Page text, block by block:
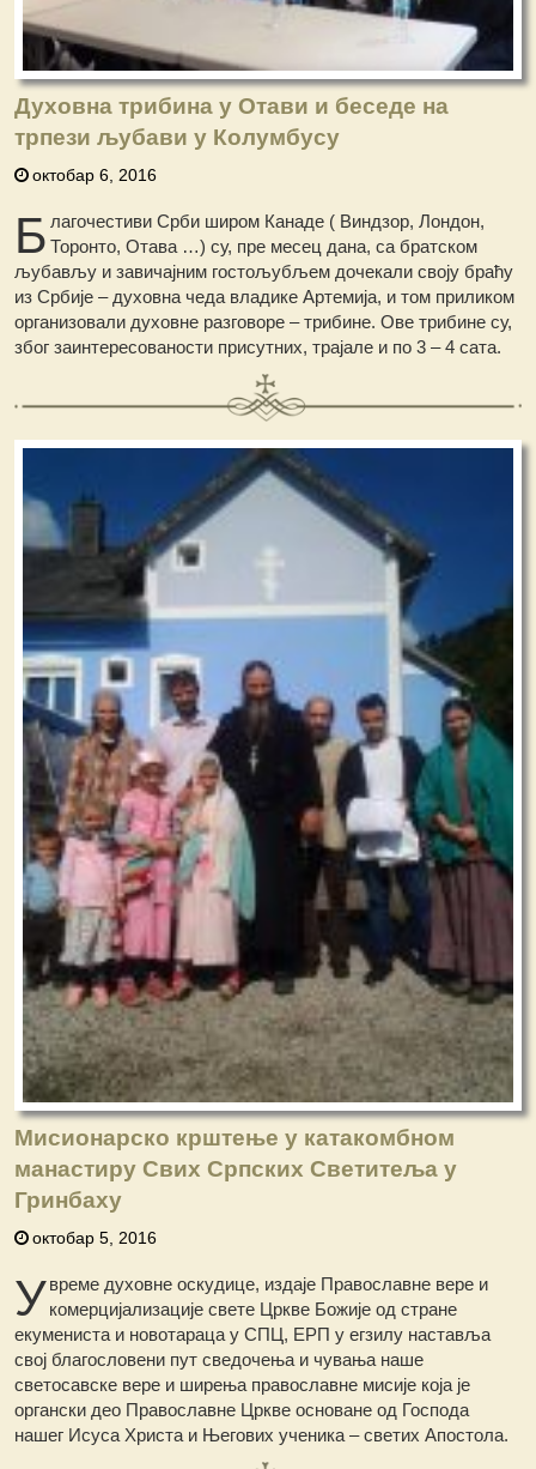
Духовна трибина у Отави и беседе на
трпези љубави у Колумбусу
октобар 6, 2016
Б лагочестиви Срби широм Канаде ( Виндзор, Лондон,
Торонто, Отава …) су, пре месец дана, са братском
љубављу и завичајним гостољубљем дочекали своју браћу
из Србије – духовна чеда владике Артемија, и том приликом
организовали духовне разговоре – трибине. Ове трибине су,
због заинтересованости присутних, трајале и по 3 – 4 сата.
Мисионарско крштење у катакомбном
манастиру Свих Српских Светитеља у
Гринбаху
октобар 5, 2016
Увреме духовне оскудице, издаје Православне вере и
комерцијализације свете Цркве Божије од стране
екумениста и новотараца у СПЦ, ЕРП у егзилу наставља
свој благословени пут сведочења и чувања наше
светосавске вере и ширења православне мисије која је
органски део Православне Цркве основане од Господа
нашег Исуса Христа и Његових ученика – светих Апостола.